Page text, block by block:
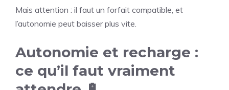
Mais attention : il faut un forfait compatible, et
l’autonomie peut baisser plus vite.
Autonomie et recharge :
ce qu’il faut vraiment